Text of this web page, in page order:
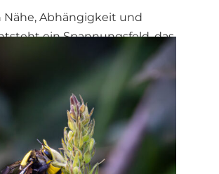
Nähe, Abhängigkeit und
ein Spannungsfeld, das
das einzelne Tier hinausgeht.